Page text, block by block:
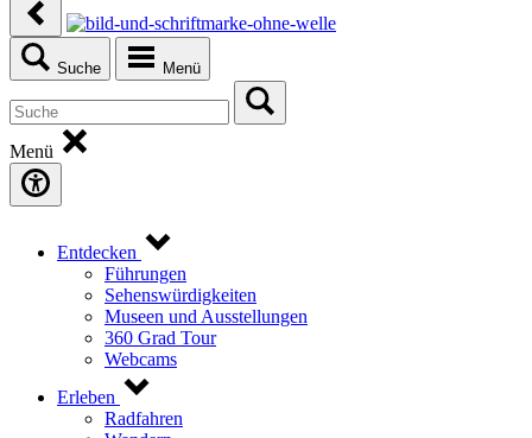
Suche Menü
Menü
Entdecken
Führungen
Sehenswürdigkeiten
Museen und Ausstellungen
360 Grad Tour
Webcams
Erleben
Radfahren